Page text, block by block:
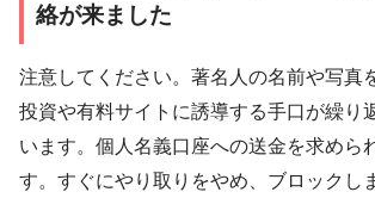
絡が来ました
注意してください。著名人の名前や写真
投資や有料サイトに誘導する手口が繰り
います。個人名義口座への送金を求めら
す。すぐにやり取りをやめ、ブロックし